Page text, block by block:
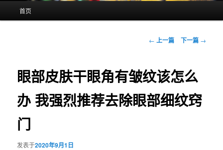
首页
文
航
← 上一篇 下一篇 →
眼部皮肤干眼角有皱纹该怎么
办 我强烈推荐去除眼部细纹窍
门
发表于2020年9月1日